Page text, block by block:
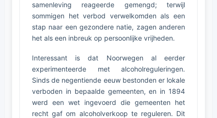
samenleving reageerde gemengd; terwijl
sommigen het verbod verwelkomden als een
stap naar een gezondere natie, zagen anderen
het als een inbreuk op persoonlijke vrijheden.
Interessant is dat Noorwegen al eerder
experimenteerde met alcoholreguleringen.
Sinds de negentiende eeuw bestonden er lokale
verboden in bepaalde gemeenten, en in 1894
werd een wet ingevoerd die gemeenten het
recht gaf om alcoholverkoop te reguleren. Dit